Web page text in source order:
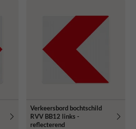
Verkeersbord bochtschild
RVV BB12 links -
reflecterend